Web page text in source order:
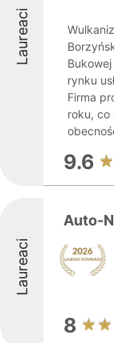
Laureaci
rynku
Firma
roku, co
9.6
Laureaci
Auto-
8